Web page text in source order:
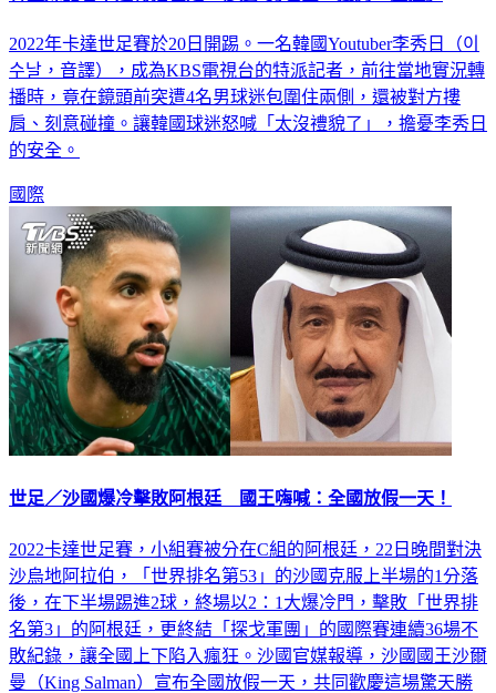
2022年卡達世足賽於20日開踢。一名韓國Youtuber李秀日（이
수날，音譯），成為KBS電視台的特派記者，前往當地實況轉
播時，竟在鏡頭前突遭4名男球迷包圍住兩側，還被對方摟
肩、刻意碰撞。讓韓國球迷怒喊「太沒禮貌了」，擔憂李秀日
的安全。
國際
世足／沙國爆冷擊敗阿根廷 國王嗨喊：全國放假一天！
2022卡達世足賽，小組賽被分在C組的阿根廷，22日晚間對決
沙烏地阿拉伯，「世界排名第53」的沙國克服上半場的1分落
後，在下半場踢進2球，終場以2：1大爆冷門，擊敗「世界排
名第3」的阿根廷，更終結「探戈軍團」的國際賽連續36場不
敗紀錄，讓全國上下陷入瘋狂。沙國官媒報導，沙國國王沙爾
曼（King Salman）宣布全國放假一天，共同歡慶這場驚天勝